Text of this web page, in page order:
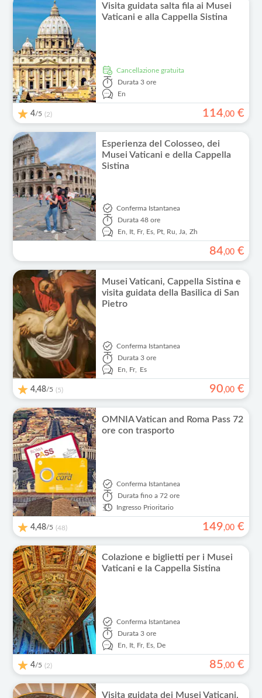
Visita guidata salta fila ai Musei
Vaticani e alla Cappella Sistina
Cancellazione gratuita
Durata 3 ore
En
4/5 (2) 114,00 €
Esperienza del Colosseo, dei
Musei Vaticani e della Cappella
Sistina
Conferma Istantanea
Durata 48 ore
En,
It, Fr, Es, Pt, Ru, Ja, Zh
84,00 €
Musei Vaticani, Cappella Sistina e
visita guidata della Basilica di San
Pietro
Conferma Istantanea
Durata 3 ore
En,
Fr, Es
4,48/5 (5) 90,00 €
OMNIA Vatican and Roma Pass 72
ore con trasporto
Conferma Istantanea
Durata fino a 72 ore
Ingresso Prioritario
4,48/5 (48) 149,00 €
Colazione e biglietti per i Musei
Vaticani e la Cappella Sistina
Conferma Istantanea
Durata 3 ore
En,
It, Fr, Es, De
4/5 (2) 85,00 €
Visita guidata dei Musei Vaticani,